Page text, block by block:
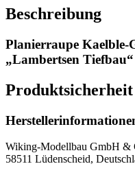
Beschreibung
Planierraupe Kaelble-
„Lambertsen Tiefbau“
Produktsicherheit
Wiking-Modellbau GmbH &
58511 Lüdenscheid,